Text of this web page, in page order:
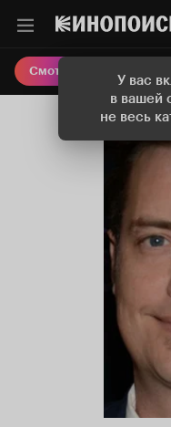
У вас
в вашей
не весь
Смотреть кино